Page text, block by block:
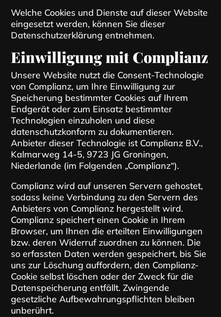
Welche Cookies und Dienste auf dieser Website
eingesetzt werden, können Sie dieser
Datenschutzerklärung entnehmen.
Einwilligung mit Complianz
Unsere Website nutzt die Consent-Technologie
von Complianz, um Ihre Einwilligung zur
Speicherung bestimmter Cookies auf Ihrem
Endgerät oder zum Einsatz bestimmter
Technologien einzuholen und diese
datenschutzkonform zu dokumentieren.
Anbieter dieser Technologie ist Complianz B.V.,
Kalmarweg 14-5, 9723 JG Groningen,
Niederlande (im Folgenden „Complianz“).
Complianz wird auf unseren Servern gehostet,
sodass keine Verbindung zu den Servern des
Anbieters von Complianz hergestellt wird.
Complianz speichert einen Cookie in Ihrem
Browser, um Ihnen die erteilten Einwilligungen
bzw. deren Widerruf zuordnen zu können. Die
so erfassten Daten werden gespeichert, bis Sie
uns zur Löschung auffordern, den Complianz-
Cookie selbst löschen oder der Zweck für die
Datenspeicherung entfällt. Zwingende
gesetzliche Aufbewahrungspflichten bleiben
unberührt.